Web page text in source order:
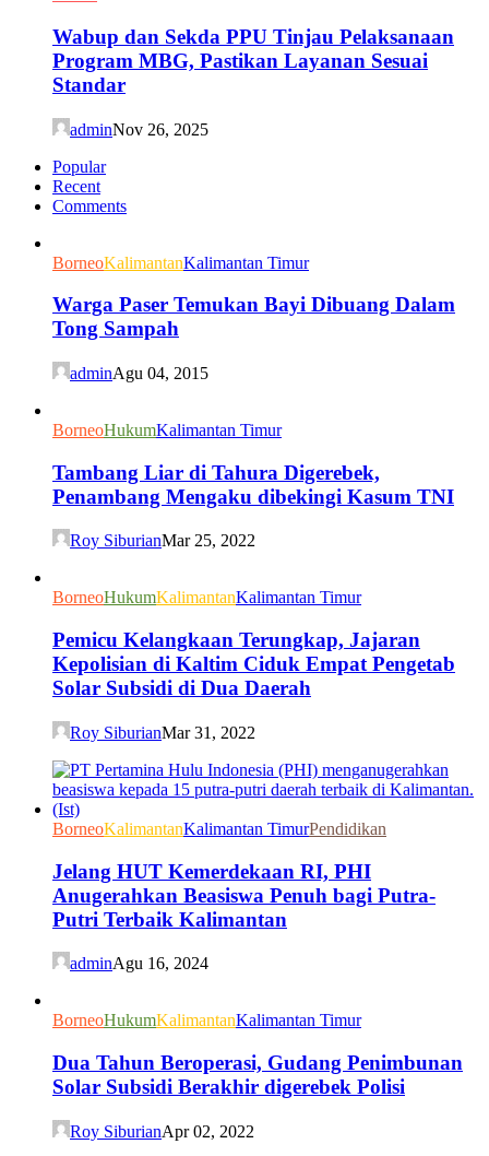
Wabup dan Sekda PPU Tinjau Pelaksanaan
Program MBG, Pastikan Layanan Sesuai
Standar
adminNov 26, 2025
Popular
Recent
Comments
BorneoKalimantanKalimantan Timur
Warga Paser Temukan Bayi Dibuang Dalam
Tong Sampah
adminAgu 04, 2015
BorneoHukumKalimantan Timur
Tambang Liar di Tahura Digerebek,
Penambang Mengaku dibekingi Kasum TNI
Roy SiburianMar 25, 2022
BorneoHukumKalimantanKalimantan Timur
Pemicu Kelangkaan Terungkap, Jajaran
Kepolisian di Kaltim Ciduk Empat Pengetab
Solar Subsidi di Dua Daerah
Roy SiburianMar 31, 2022
BorneoKalimantanKalimantan TimurPendidikan
Jelang HUT Kemerdekaan RI, PHI
Anugerahkan Beasiswa Penuh bagi Putra-
Putri Terbaik Kalimantan
adminAgu 16, 2024
BorneoHukumKalimantanKalimantan Timur
Dua Tahun Beroperasi, Gudang Penimbunan
Solar Subsidi Berakhir digerebek Polisi
Roy SiburianApr 02, 2022